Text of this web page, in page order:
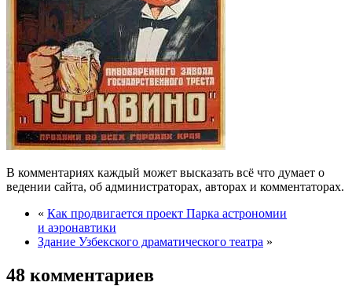
В комментариях каждый может высказать всё что думает о
ведении сайта, об администраторах, авторах и комментаторах.
« Как продвигается проект Парка астрономии
и аэронавтики
Здание Узбекского драматического театра »
48 комментариев